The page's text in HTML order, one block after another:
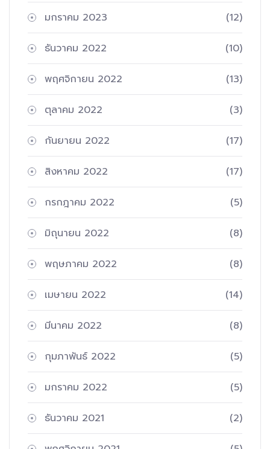
มกราคม 2023 (12)
ธันวาคม 2022 (10)
พฤศจิกายน 2022 (13)
ตุลาคม 2022 (3)
กันยายน 2022 (17)
สิงหาคม 2022 (17)
กรกฎาคม 2022 (5)
มิถุนายน 2022 (8)
พฤษภาคม 2022 (8)
เมษายน 2022 (14)
มีนาคม 2022 (8)
กุมภาพันธ์ 2022 (5)
มกราคม 2022 (5)
ธันวาคม 2021 (2)